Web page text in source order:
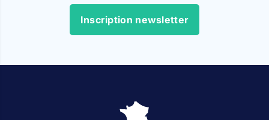
Inscription newsletter